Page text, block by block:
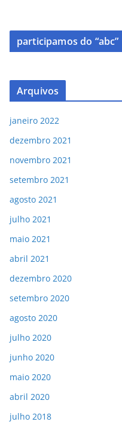
participamos do “abc”
Arquivos
janeiro 2022
dezembro 2021
novembro 2021
setembro 2021
agosto 2021
julho 2021
maio 2021
abril 2021
dezembro 2020
setembro 2020
agosto 2020
julho 2020
junho 2020
maio 2020
abril 2020
julho 2018